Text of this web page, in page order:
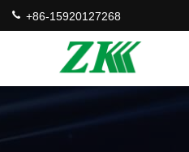
+86-15920127268